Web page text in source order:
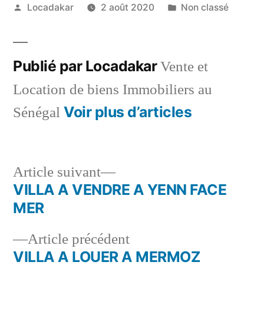
Publié
Locadakar 2 août 2020
Publié
Non classé
Publié par LocadakarVente et
Location de biens Immobiliers au
Sénégal Voir plus d’articles
Navigation
l’article
Article précédentArticle
précédent :
VILLA A LOUER A MERMOZ
Article suivant
Article
suivant :
VILLA A VENDRE A YENN FACE
MER